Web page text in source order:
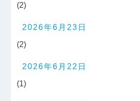
(2)
2026年6月23日
(2)
2026年6月22日
(1)